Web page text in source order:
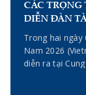
CÁC
DIỄN ĐÀN
(VIETNAM
Trong hai
Nam 2026
diễn ra tại
Trung tâm